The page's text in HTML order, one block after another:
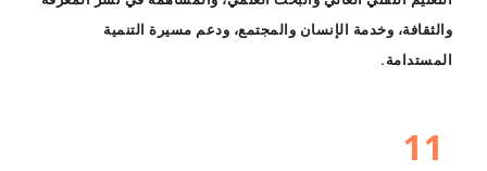
والثقافة، وخدمة الإنسان والمجتمع، ودعم مسيرة التنمية
المستدامة.
11